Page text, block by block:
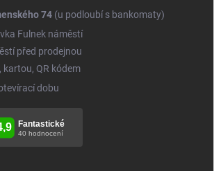
74 (u podloubí s bankomaty)
Fulnek náměstí
před prodejnou
QR kódem
dobu